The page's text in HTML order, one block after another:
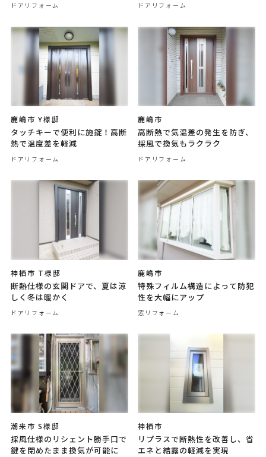
ドアリフォーム ドアリフォーム
鹿嶋市 Y様邸
タッチキーで便利に施錠！高断
熱で温度差を軽減
ドアリフォーム
鹿嶋市
高断熱で気温差の発生を防ぎ、
採風で換気もラクラク
ドアリフォーム
神栖市 T様邸
断熱仕様の玄関ドアで、夏は涼
しく冬は暖かく
ドアリフォーム
鹿嶋市
特殊フィルム構造によって防犯
性を大幅にアップ
窓リフォーム
潮来市 S様邸
採風仕様のリシェント勝手口で
鍵を閉めたまま換気が可能に
神栖市
リプラスで断熱性を改善し、省
エネと結露の軽減を実現